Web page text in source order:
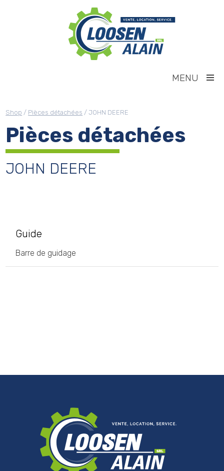
MENU
Shop / Pièces détachées / JOHN DEERE
Pièces détachées
JOHN DEERE
Guide
Barre de guidage